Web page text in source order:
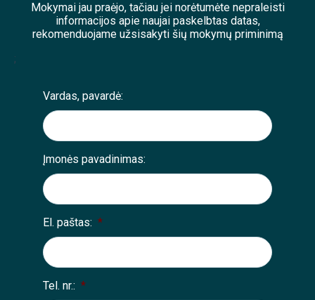
Mokymai jau praėjo, tačiau jei norėtumėte nepraleisti
informacijos apie naujai paskelbtas datas,
rekomenduojame užsisakyti šių mokymų priminimą
;
Vardas, pavardė:
Įmonės pavadinimas:
El. paštas: *
Tel. nr.: *